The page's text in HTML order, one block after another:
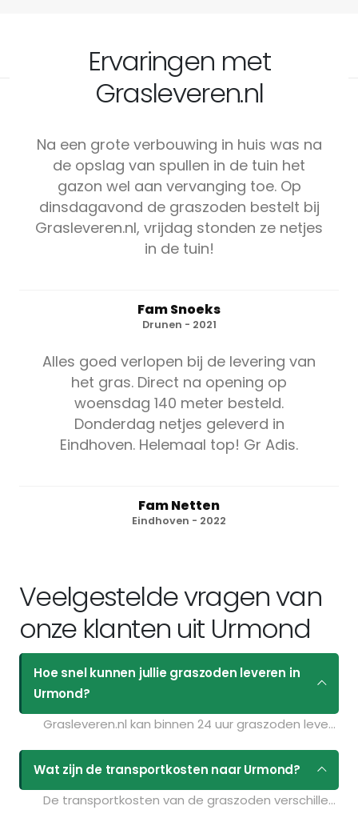
Ervaringen met
Grasleveren.nl
Na een grote verbouwing in huis was na
de opslag van spullen in de tuin het
gazon wel aan vervanging toe. Op
dinsdagavond de graszoden bestelt bij
Grasleveren.nl, vrijdag stonden ze netjes
in de tuin!
Fam Snoeks
Drunen - 2021
Alles goed verlopen bij de levering van
het gras. Direct na opening op
woensdag 140 meter besteld.
Donderdag netjes geleverd in
Eindhoven. Helemaal top! Gr Adis.
Fam Netten
Eindhoven - 2022
Veelgestelde vragen van
onze klanten uit Urmond
Hoe snel kunnen jullie graszoden leveren in
Urmond?
Grasleveren.nl kan binnen 24 uur graszoden leveren in Urmond. Als u bijvoorbeeld graszoden op maandag bestelt voor 11:30 kunt u ze de volgende dag geleverd krijgen. Kijk voor de actuele leverdagen op de pagina
Wat zijn de transportkosten naar Urmond?
De transportkosten van de graszoden verschillen per postcodegebied en zijn afhankelijk van de hoeveelheid graszoden die u bestelt. Bent u benieuwd naar de prijzen? Vul uw gegevens in op de pagina